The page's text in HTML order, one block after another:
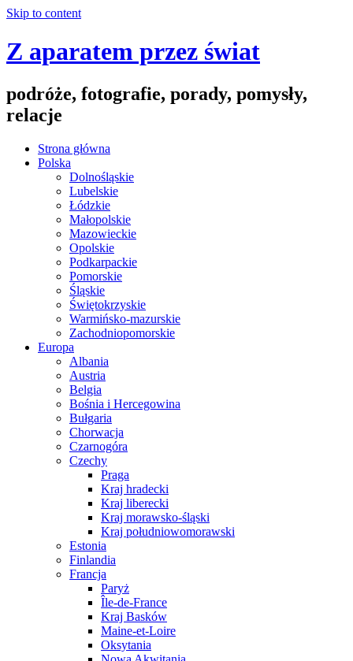
Skip to content
Z aparatem przez świat
podróże, fotografie, porady, pomysły,
relacje
Strona główna
Polska
Dolnośląskie
Lubelskie
Łódzkie
Małopolskie
Mazowieckie
Opolskie
Podkarpackie
Pomorskie
Śląskie
Świętokrzyskie
Warmińsko-mazurskie
Zachodniopomorskie
Europa
Albania
Austria
Belgia
Bośnia i Hercegowina
Bułgaria
Chorwacja
Czarnogóra
Czechy
Praga
Kraj hradecki
Kraj liberecki
Kraj morawsko-śląski
Kraj południowomorawski
Estonia
Finlandia
Francja
Paryż
Île-de-France
Kraj Basków
Maine-et-Loire
Oksytania